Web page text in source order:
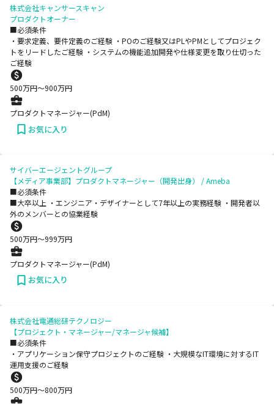
株式会社キャンサースキャン
プロダクトオーナー
■必須条件
・要求定義、要件定義のご経験 ・POのご経験又はPLやPMとしてプロジェク
トをリードしたご経験 ・システムの機能追加開発や仕様変更を取り仕切った
ご経験
500万円〜900万円
プロダクトマネージャー(PdM)
お気に入り
サイバーエージェントグループ
【メディア事業部】プロダクトマネージャー（開発出身） / Ameba
■必須条件
■大卒以上 ・エンジニア・デザイナーとして7年以上の実務経験 ・開発者以
外のメンバーとの協業経験
500万円〜999万円
プロダクトマネージャー(PdM)
お気に入り
株式会社電通総研テクノロジー
【プロジェクト・マネージャー/マネージャ候補】
■必須条件
・アプリケーション保守プロジェクトのご経験 ・大規模なIT環境に対するIT
運用支援のご経験
500万円〜800万円